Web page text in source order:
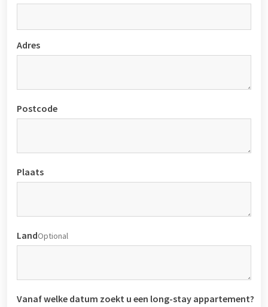
Adres
Postcode
Plaats
LandOptional
Vanaf welke datum zoekt u een long-stay appartement?